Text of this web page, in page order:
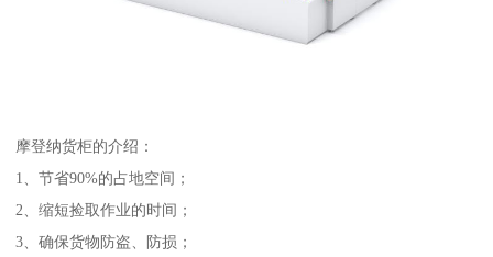
摩登纳货柜的介绍：
1、节省90%的占地空间；
2、缩短捡取作业的时间；
3、确保货物防盗、防损；